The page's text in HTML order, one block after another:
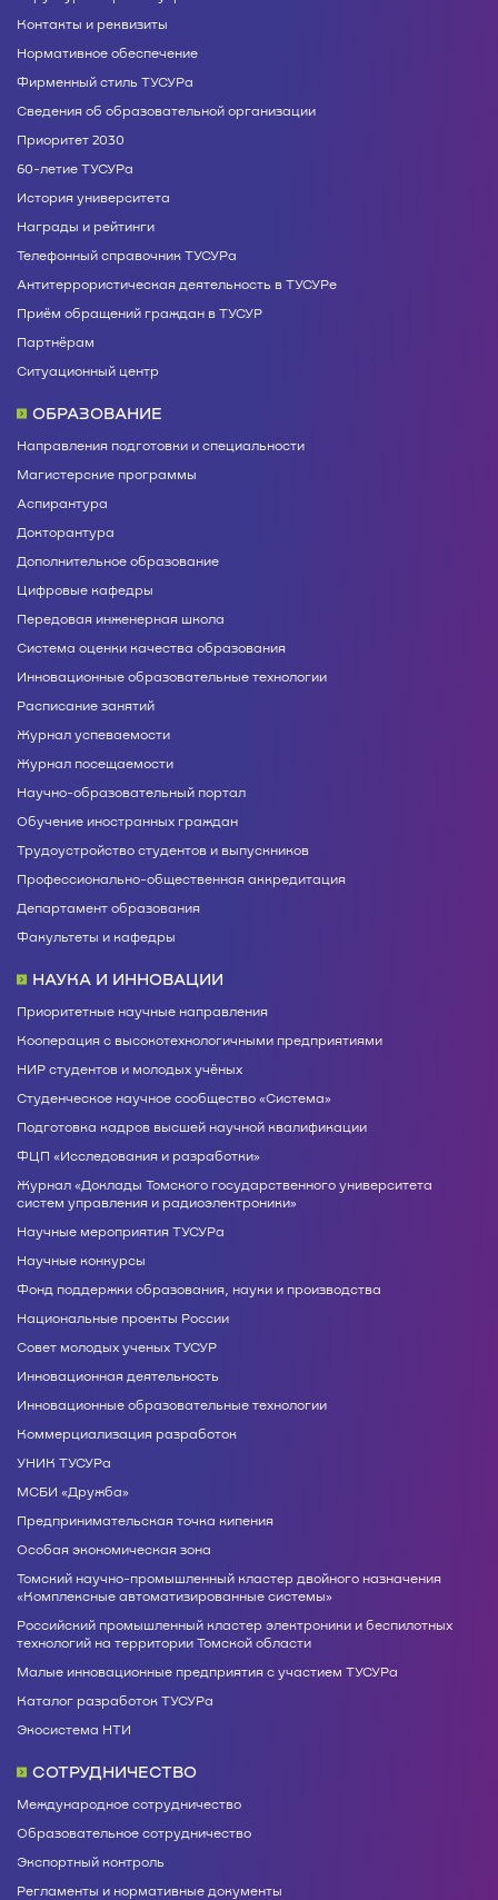
Контакты и реквизиты
Нормативное обеспечение
Фирменный стиль ТУСУРа
Сведения об образовательной организации
Приоритет 2030
60-летие ТУСУРа
История университета
Награды и рейтинги
Телефонный справочник ТУСУРа
Антитеррористическая деятельность в ТУСУРе
Приём обращений граждан в ТУСУР
Партнёрам
Ситуационный центр
ОБРАЗОВАНИЕ
Направления подготовки и специальности
Магистерские программы
Аспирантура
Докторантура
Дополнительное образование
Цифровые кафедры
Передовая инженерная школа
Система оценки качества образования
Инновационные образовательные технологии
Расписание занятий
Журнал успеваемости
Журнал посещаемости
Научно-образовательный портал
Обучение иностранных граждан
Трудоустройство студентов и выпускников
Профессионально-общественная аккредитация
Департамент образования
Факультеты и кафедры
НАУКА И ИННОВАЦИИ
Приоритетные научные направления
Кооперация с высокотехнологичными предприятиями
НИР студентов и молодых учёных
Студенческое научное сообщество «Система»
Подготовка кадров высшей научной квалификации
ФЦП «Исследования и разработки»
Журнал «Доклады Томского государственного университета
систем управления и радиоэлектроники»
Научные мероприятия ТУСУРа
Научные конкурсы
Фонд поддержки образования, науки и производства
Национальные проекты России
Совет молодых ученых ТУСУР
Инновационная деятельность
Инновационные образовательные технологии
Коммерциализация разработок
УНИК ТУСУРа
МСБИ «Дружба»
Предпринимательская точка кипения
Особая экономическая зона
Томский научно-промышленный кластер двойного назначения
«Комплексные автоматизированные системы»
Российский промышленный кластер электроники и беспилотных
технологий на территории Томской области
Малые инновационные предприятия с участием ТУСУРа
Каталог разработок ТУСУРа
Экосистема НТИ
СОТРУДНИЧЕСТВО
Международное сотрудничество
Образовательное сотрудничество
Экспортный контроль
Регламенты и нормативные документы